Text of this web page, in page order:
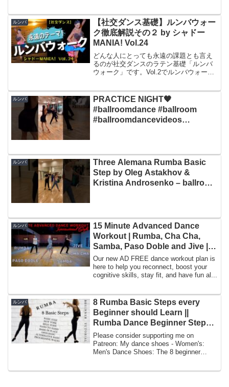
ルンバ
【社交ダンス基礎】ルンバウォー
ク徹底解説その２ by シャドー
MANIA! Vol.24
どんな人にとっても永遠の課題とも言え
るのが社交ダンスのラテン基礎「ルンバ
ウォーク」です。Vol.2でルンバウォーク
ウォークをするときの骨盤の使い方を思
い出しながら、それ...
ルンバ
PRACTICE NIGHT🖤
#ballroomdance #ballroom
#ballroomdancevideos
ルンバ
Three Alemana Rumba Basic
Step by Oleg Astakhov &
Kristina Androsenko – ballroom
ルンバ
15 Minute Advanced Dance
Workout | Rumba, Cha Cha,
Samba, Paso Doble and Jive |
Mirror Image
Our new AD FREE dance workout plan is
here to help you reconnect, boost your
cognitive skills, stay fit, and have fun al...
ルンバ
8 Rumba Basic Steps every
Beginner should Learn ||
Rumba Dance Beginner Steps
Tutorial
Please consider supporting me on
Patreon: My dance shoes - Women's:
Men's Dance Shoes: The 8 beginner